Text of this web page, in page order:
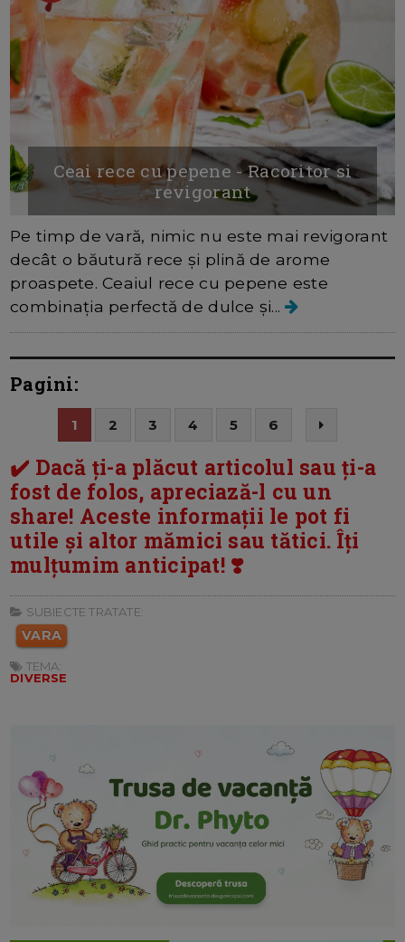
Ceai rece cu pepene - Racoritor si
revigorant
Pe timp de vară, nimic nu este mai revigorant
decât o băutură rece și plină de arome
proaspete. Ceaiul rece cu pepene este
combinația perfectă de dulce și...
Pagini:
1 2 3 4 5 6
✔️ Dacă ți-a plăcut articolul sau ți-a
fost de folos, apreciază-l cu un
share! Aceste informații le pot fi
utile și altor mămici sau tătici. Îți
mulțumim anticipat! ❣️
SUBIECTE TRATATE:
VARA
TEMA:
DIVERSE